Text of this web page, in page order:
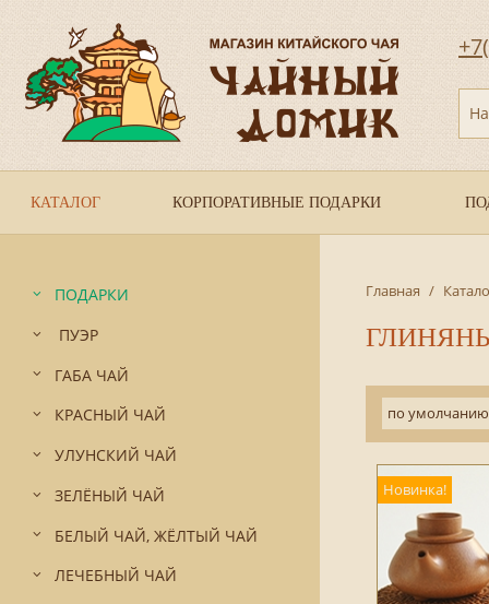
КАТАЛОГ КОРПОРАТИВНЫЕ ПОДАРКИ
ПОДАРКИ
ПУЭР
ГАБА ЧАЙ
КРАСНЫЙ ЧАЙ
УЛУНСКИЙ ЧАЙ
ЗЕЛЁНЫЙ ЧАЙ
БЕЛЫЙ ЧАЙ, ЖЁЛТЫЙ ЧАЙ
ЛЕЧЕБНЫЙ ЧАЙ
Главная /
по умолчанию
Новинка!